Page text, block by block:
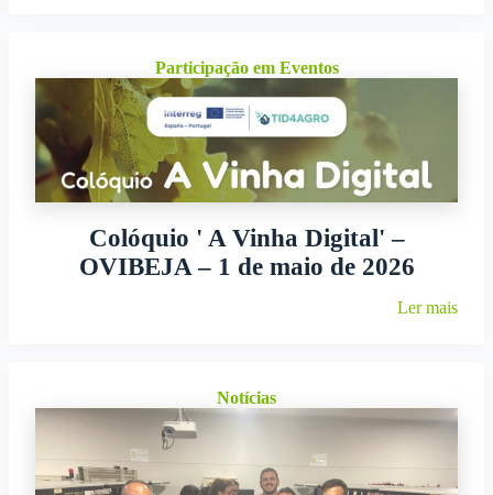
Participação em Eventos
Colóquio ' A Vinha Digital' –
OVIBEJA – 1 de maio de 2026
Ler mais
Notícias